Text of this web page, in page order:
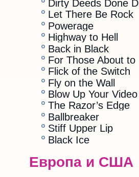
Dirty Deeds Done
Let There Be Rock
Powerage
Highway to Hell
Back in Black
For Those About to
Flick of the Switch
Fly on the Wall
Blow Up Your Video
The Razor’s Edge
Ballbreaker
Stiff Upper Lip
Black Ice
Европа и США